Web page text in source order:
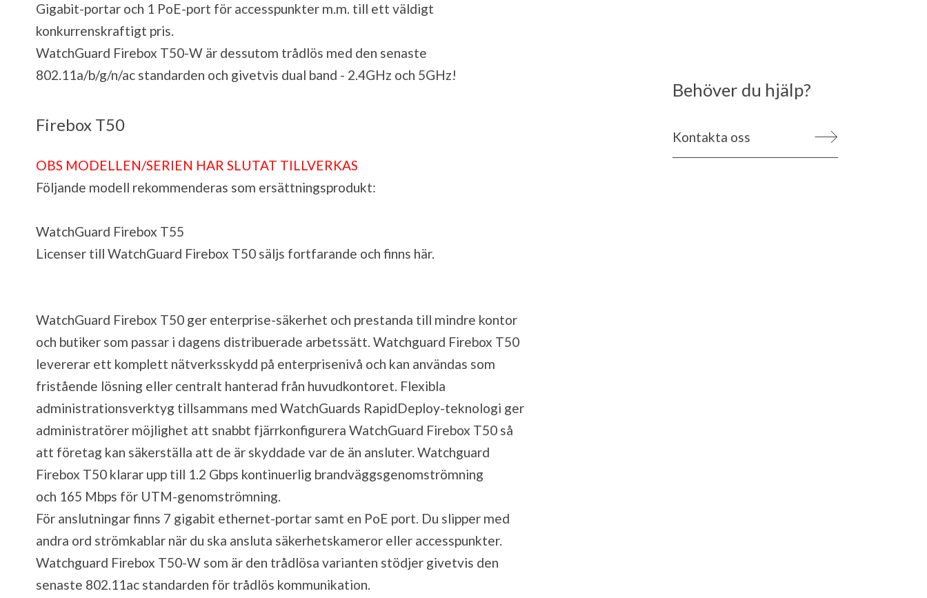
Gigabit-portar och 1 PoE-port för accesspunkter m.m. till ett väldigt
konkurrenskraftigt pris.
WatchGuard Firebox T50-W är dessutom trådlös med den senaste
802.11a/b/g/n/ac standarden och givetvis dual band - 2.4GHz och 5GHz!
Firebox T50
OBS MODELLEN/SERIEN HAR SLUTAT TILLVERKAS
Följande modell rekommenderas som ersättningsprodukt:
WatchGuard Firebox T55
Licenser till WatchGuard Firebox T50 säljs fortfarande och finns här.
WatchGuard Firebox T50 ger enterprise-säkerhet och prestanda till mindre kontor
och butiker som passar i dagens distribuerade arbetssätt. Watchguard Firebox T50
levererar ett komplett nätverksskydd på enterprisenivå och kan användas som
fristående lösning eller centralt hanterad från huvudkontoret. Flexibla
administrationsverktyg tillsammans med WatchGuards RapidDeploy-teknologi ger
administratörer möjlighet att snabbt fjärrkonfigurera WatchGuard Firebox T50 så
att företag kan säkerställa att de är skyddade var de än ansluter. Watchguard
Firebox T50 klarar upp till 1.2 Gbps kontinuerlig brandväggsgenomströmning
och 165 Mbps för UTM-genomströmning.
För anslutningar finns 7 gigabit ethernet-portar samt en PoE port. Du slipper med
andra ord strömkablar när du ska ansluta säkerhetskameror eller accesspunkter.
Watchguard Firebox T50-W som är den trådlösa varianten stödjer givetvis den
senaste 802.11ac standarden för trådlös kommunikation.
Behöver du hjälp?
Kontakta oss